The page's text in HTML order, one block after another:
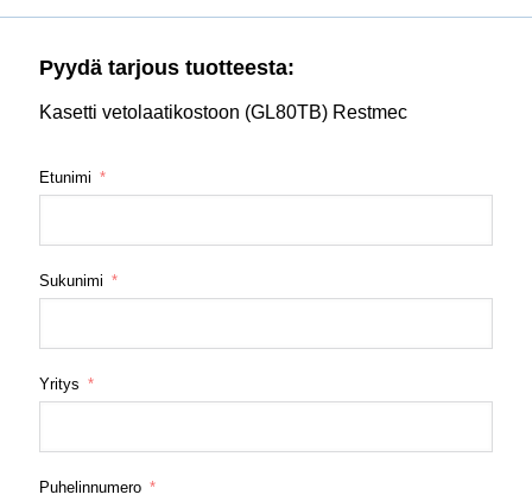
Pyydä tarjous tuotteesta:
Kasetti vetolaatikostoon (GL80TB) Restmec
Etunimi
Sukunimi
Yritys
Puhelinnumero